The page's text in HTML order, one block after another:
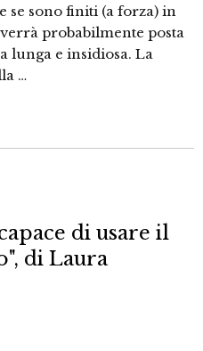
se sono finiti (a forza) in
probabilmente posta
lunga e insidiosa. La
…
di usare il
di Laura